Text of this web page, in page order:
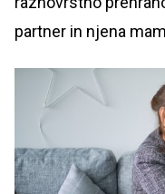
partner in njena